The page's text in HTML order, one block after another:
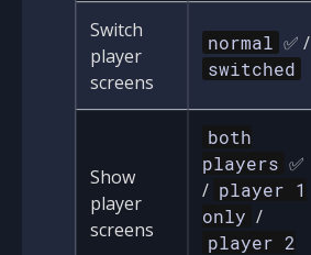
Switch
player
screens
normal ✅ /
switched
Show
player
screens
both
players ✅
/ player 1
only /
player 2